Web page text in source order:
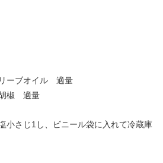
リーブオイル 適量
胡椒 適量
小さじ1し、ビニール袋に入れて冷蔵庫